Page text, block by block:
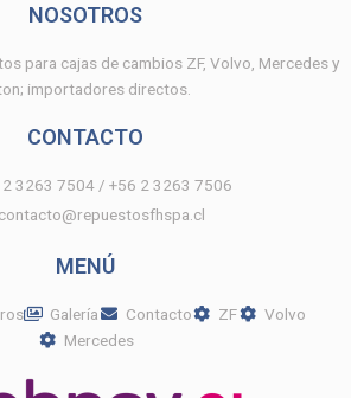
NOSOTROS
para cajas de cambios ZF, Volvo, Mercedes y
importadores directos.
CONTACTO
2 3263 7504 / +56 2 3263 7506
MENÚ
Galería Contacto ZF
Volvo
Mercedes